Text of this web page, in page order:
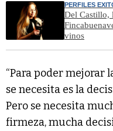
PERFILES
Del Castillo,
vinos
“Para poder mejorar
se necesita es la
Pero se necesita
firmeza, mucha